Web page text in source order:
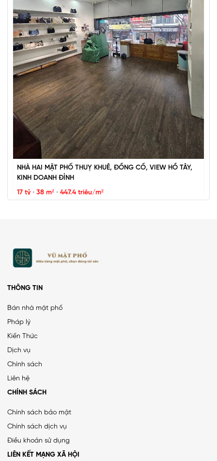
BÁN ĐẢO VŨ MIÊN, SIÊU PHẨM MẶT HỒ TÂY, 2 THOÁNG,
NHÀ DÂN XÂY
67 tỷ•57 m²•1.2 tỷ/m²
Vũ Miên
PHÂN LÔ LẠC TRUNG 2 Ô TÔ DỪNG ĐỖ, VỈA HÈ, DÂN XÂY
Lạc Trung
NHÀ HAI MẶT PHỐ THUỴ KHUÊ, ĐỒNG CỔ, VIEW HỒ TÂY,
KINH DOANH ĐỈNH
17 tỷ • 38 m² • 447.4 triệu/m²
MẶT ĐƯỜNG VÀNH ĐAI 1, LÔ GÓC, MẶT TIỀN 8.8M, ĐƯỜNG
THÔNG TIN
Bán nhà mặt phố
Pháp lý
Kiến Thức
Dịch vụ
Chính sách
Liên hệ
CHÍNH SÁCH
Chính sách bảo mật
Chính sách dịch vụ
Điều khoản sử dụng
LIÊN KẾT MẠNG XÃ HỘI